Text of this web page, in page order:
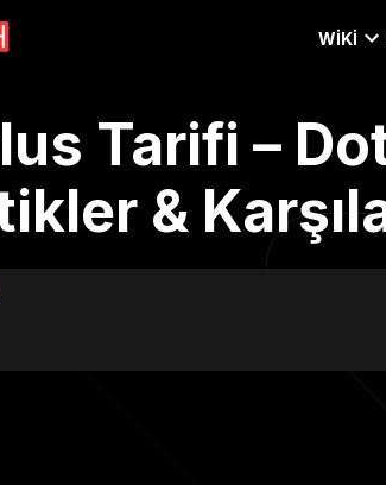
WIKI
Tarifi –
&